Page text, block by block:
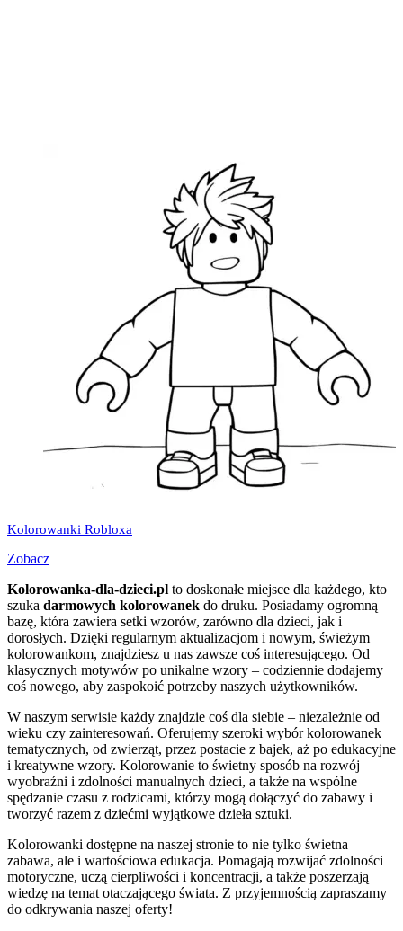
Kolorowanki Robloxa
Zobacz
Kolorowanka-dla-dzieci.pl to doskonałe miejsce dla każdego, kto
szuka darmowych kolorowanek do druku. Posiadamy ogromną
bazę, która zawiera setki wzorów, zarówno dla dzieci, jak i
dorosłych. Dzięki regularnym aktualizacjom i nowym, świeżym
kolorowankom, znajdziesz u nas zawsze coś interesującego. Od
klasycznych motywów po unikalne wzory – codziennie dodajemy
coś nowego, aby zaspokoić potrzeby naszych użytkowników.
W naszym serwisie każdy znajdzie coś dla siebie – niezależnie od
wieku czy zainteresowań. Oferujemy szeroki wybór kolorowanek
tematycznych, od zwierząt, przez postacie z bajek, aż po edukacyjne
i kreatywne wzory. Kolorowanie to świetny sposób na rozwój
wyobraźni i zdolności manualnych dzieci, a także na wspólne
spędzanie czasu z rodzicami, którzy mogą dołączyć do zabawy i
tworzyć razem z dziećmi wyjątkowe dzieła sztuki.
Kolorowanki dostępne na naszej stronie to nie tylko świetna
zabawa, ale i wartościowa edukacja. Pomagają rozwijać zdolności
motoryczne, uczą cierpliwości i koncentracji, a także poszerzają
wiedzę na temat otaczającego świata. Z przyjemnością zapraszamy
do odkrywania naszej oferty!